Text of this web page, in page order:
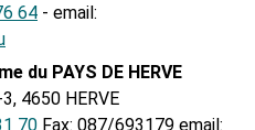
64 - email:
du PAYS DE HERVE
4650 HERVE
70 Fax: 087/693179 email: